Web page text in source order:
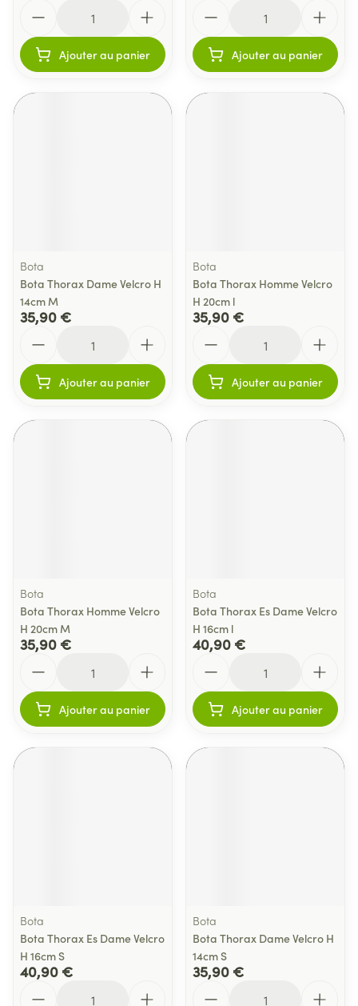
Ajouter au panier Ajouter au panier
Bota
Bota Thorax Dame Velcro H
14cm M
35,90 €
Ajouter au panier
Bota
Bota Thorax Homme Velcro
H 20cm l
35,90 €
Ajouter au panier
Bota
Bota Thorax Homme Velcro
H 20cm M
35,90 €
Ajouter au panier
Bota
Bota Thorax Es Dame Velcro
H 16cm l
40,90 €
Ajouter au panier
Bota
Bota Thorax Es Dame Velcro
H 16cm S
40,90 €
Bota
Bota Thorax Dame Velcro H
14cm S
35,90 €